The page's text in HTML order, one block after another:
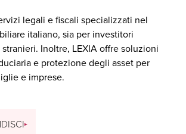
legali e fiscali specializzati nel
italiano, sia per investitori
Inoltre, LEXIA offre soluzioni
e protezione degli asset per
e imprese.